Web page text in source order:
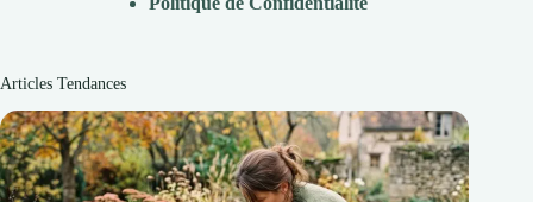
Articles Tendances